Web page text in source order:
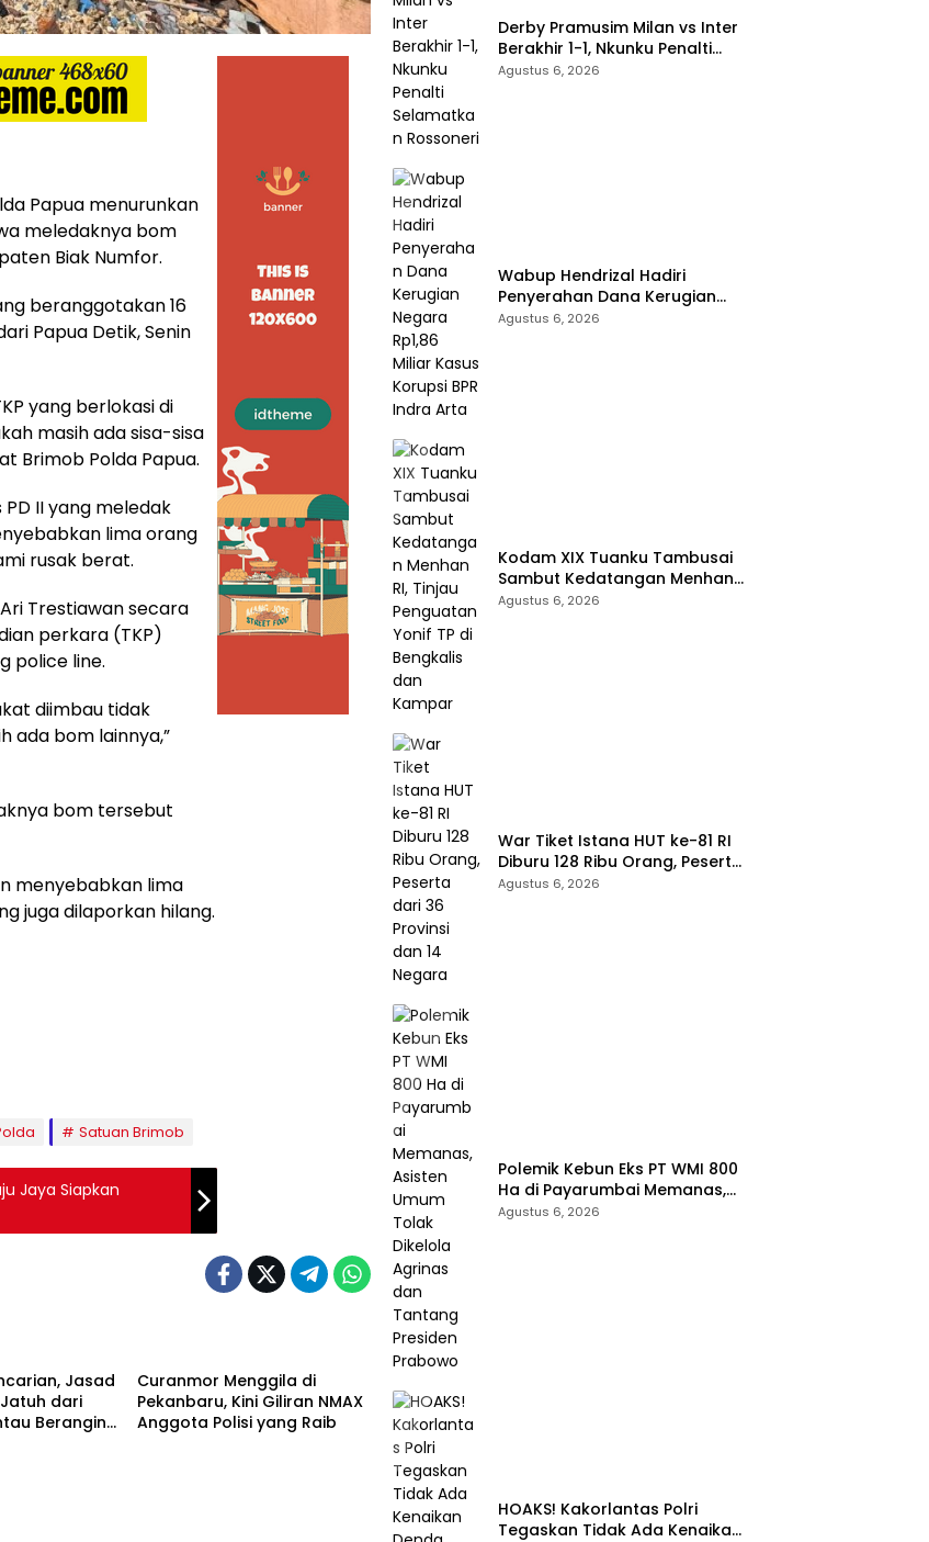
Papua menurunkan
meledaknya bom
Biak Numfor.
beranggotakan 16
Papua Detik, Senin
yang berlokasi di
masih ada sisa-sisa
Brimob Polda Papua.
II yang meledak
lima orang
rusak berat.
Trestiawan secara
perkara (TKP)
police line.
diimbau tidak
ada bom lainnya,”
bom tersebut
menyebabkan lima
juga dilaporkan hilang.
Satuan Brimob
Jaya Siapkan
Jasad
dari
Berangin
Curanmor Menggila di
Pekanbaru, Kini Giliran NMAX
Anggota Polisi yang Raib
Derby Pramusim Milan vs Inter
Berakhir 1-1, Nkunku Penalti
Selamatkan Rossoneri
Agustus 6, 2026
Wabup Hendrizal Hadiri
Penyerahan Dana Kerugian
Negara Rp1,86 Miliar Kasus
Agustus 6, 2026
Kodam XIX Tuanku Tambusai
Sambut Kedatangan Menhan
RI, Tinjau Penguatan Yonif TP di
Agustus 6, 2026
War Tiket Istana HUT ke-81 RI
Diburu 128 Ribu Orang, Peserta
dari 36 Provinsi dan 14 Negara
Agustus 6, 2026
Polemik Kebun Eks PT WMI 800
Ha di Payarumbai Memanas,
Asisten Umum Tolak Dikelola
Agustus 6, 2026
HOAKS! Kakorlantas Polri
Tegaskan Tidak Ada Kenaikan